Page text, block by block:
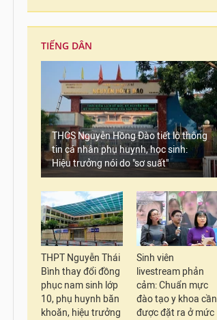
TIẾNG DÂN
THCS Nguyễn Hồng Đào tiết lộ thông
tin cá nhân phụ huynh, học sinh:
Hiệu trưởng nói do "sơ suất"
THPT Nguyễn Thái
Bình thay đổi đồng
phục nam sinh lớp
10, phụ huynh băn
khoăn, hiệu trưởng
Sinh viên
livestream phản
cảm: Chuẩn mực
đào tạo y khoa cần
được đặt ra ở mức